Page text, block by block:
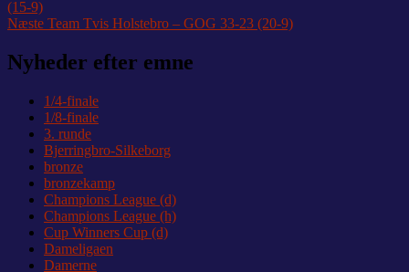
(15-9)
Næste Næste
Team Tvis Holstebro – GOG 33-23 (20-9)
Nyheder efter emne
1/4-finale
1/8-finale
3. runde
Bjerringbro-Silkeborg
bronze
bronzekamp
Champions League (d)
Champions League (h)
Cup Winners Cup (d)
Dameligaen
Damerne